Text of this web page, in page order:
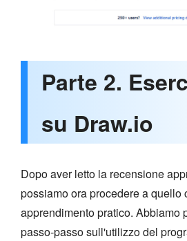
Parte 2.
su Draw.io
Dopo aver letto la recensione
possiamo ora procedere a quello
apprendimento pratico. Abbiamo
passo-passo sull'utilizzo del